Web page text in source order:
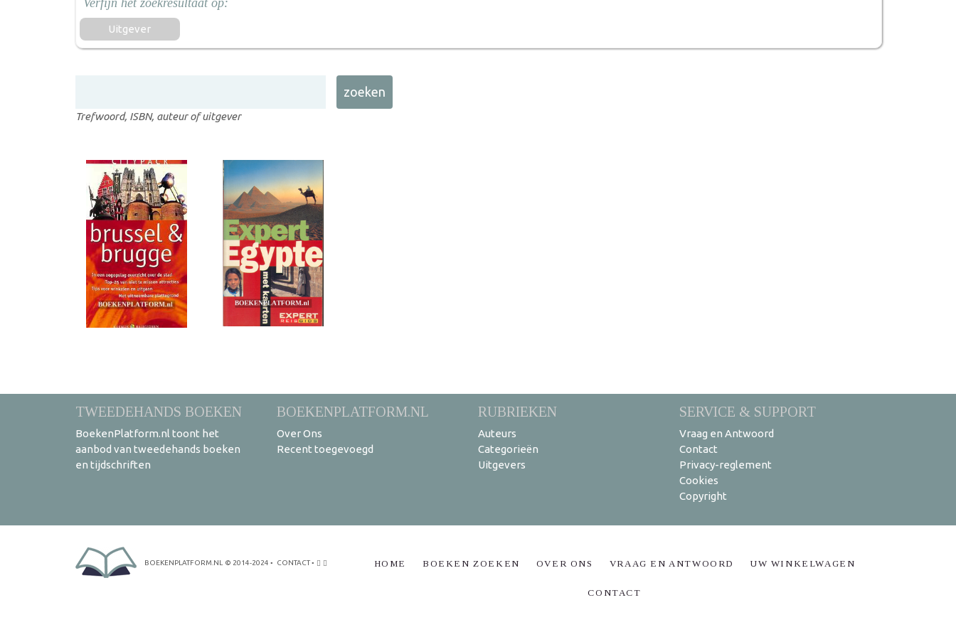
Uitgever
Trefwoord, ISBN, auteur of uitgever
TWEEDEHANDS BOEKEN
BoekenPlatform.nl toont het
aanbod van tweedehands boeken
en tijdschriften
BOEKENPLATFORM.NL
Over Ons
Recent toegevoegd
RUBRIEKEN
Auteurs
Categorieën
Uitgevers
SERVICE & SUPPORT
Vraag en Antwoord
Contact
Privacy-reglement
Cookies
Copyright
BOEKENPLATFORM.NL © 2014-2024 • CONTACT• HOME BOEKEN ZOEKEN OVER ONS VRAAG EN ANTWOORD UW WINKELWAGEN
CONTACT